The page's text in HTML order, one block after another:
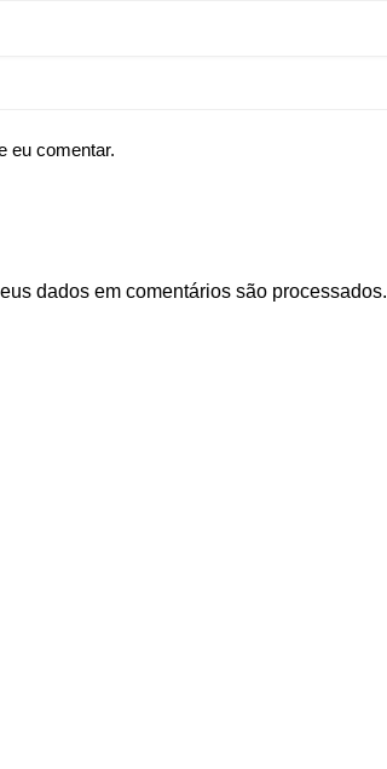
eu comentar.
dados em comentários são processados.